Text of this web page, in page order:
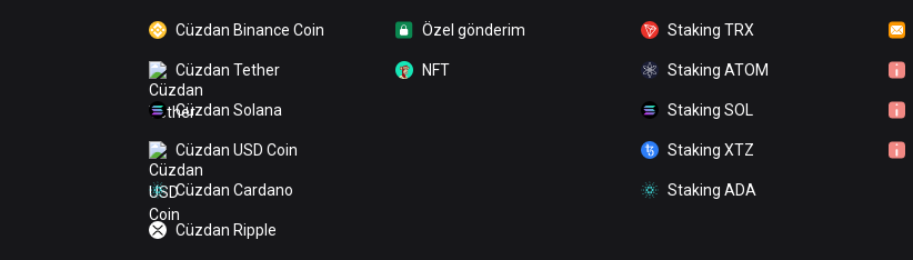
Cüzdan Binance Coin
Cüzdan Tether
Cüzdan Solana
Cüzdan USD Coin
Cüzdan Cardano
Cüzdan Ripple
Özel gönderim
NFT
Staking TRX
Staking ATOM
Staking SOL
Staking XTZ
Staking ADA